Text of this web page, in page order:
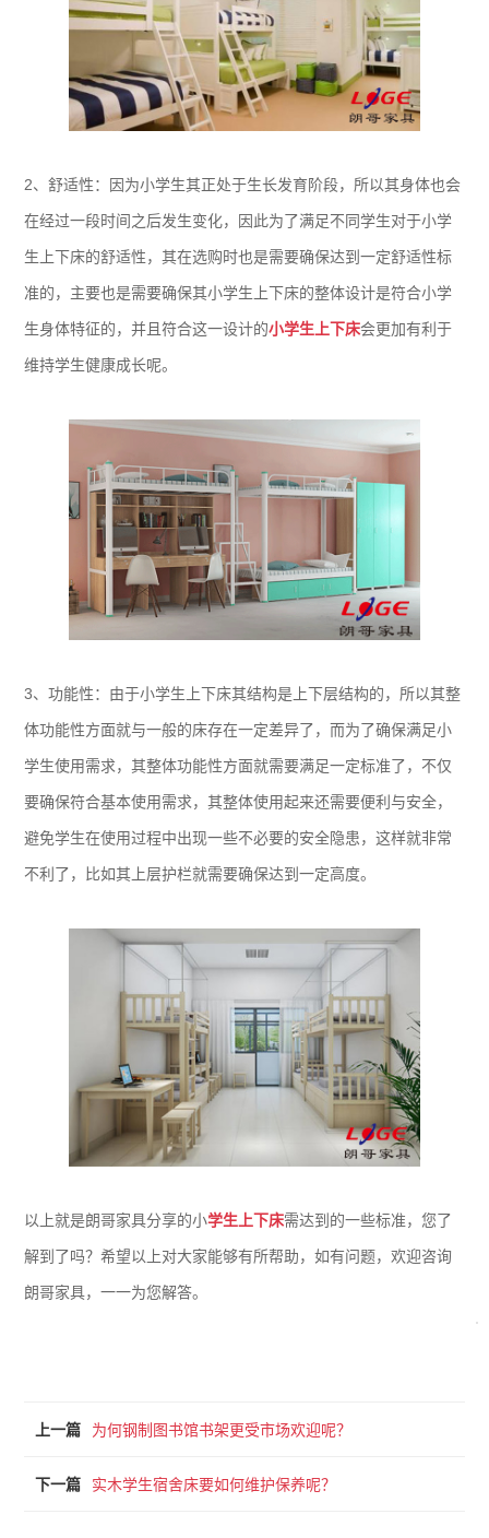
2、舒适性：因为小学生其正处于生长发育阶段，所以其身体也会
在经过一段时间之后发生变化，因此为了满足不同学生对于小学
生上下床的舒适性，其在选购时也是需要确保达到一定舒适性标
准的，主要也是需要确保其小学生上下床的整体设计是符合小学
生身体特征的，并且符合这一设计的小学生上下床会更加有利于
维持学生健康成长呢。
3、功能性：由于小学生上下床其结构是上下层结构的，所以其整
体功能性方面就与一般的床存在一定差异了，而为了确保满足小
学生使用需求，其整体功能性方面就需要满足一定标准了，不仅
要确保符合基本使用需求，其整体使用起来还需要便利与安全，
避免学生在使用过程中出现一些不必要的安全隐患，这样就非常
不利了，比如其上层护栏就需要确保达到一定高度。
以上就是朗哥家具分享的小学生上下床需达到的一些标准，您了
解到了吗？希望以上对大家能够有所帮助，如有问题，欢迎咨询
朗哥家具，一一为您解答。
上一篇 为何钢制图书馆书架更受市场欢迎呢？
下一篇 实木学生宿舍床要如何维护保养呢？